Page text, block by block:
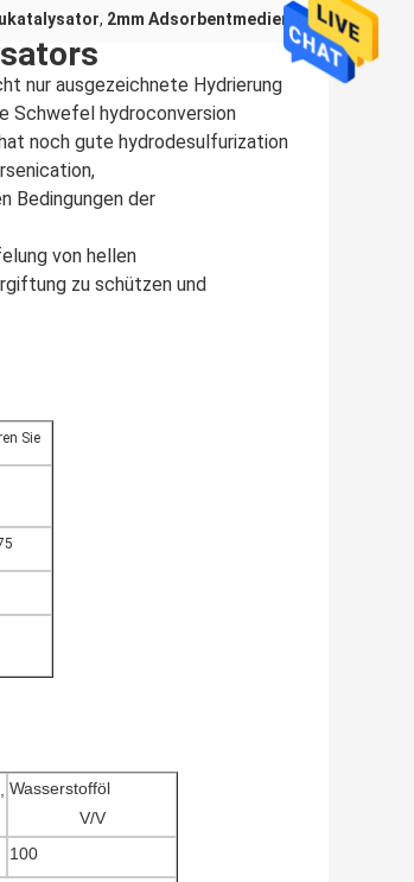
, 2mm Adsorbentmedien
nur ausgezeichnete Hydrierung
Schwefel hydroconversion
noch gute hydrodesulfurization
Bedingungen der
von hellen
zu schützen und
Sie
Wasserstofföl
V/V
100